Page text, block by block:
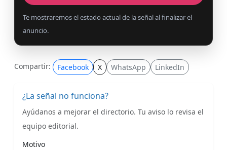
Te mostraremos el estado actual de la señal al finalizar el
anuncio.
Compartir: Facebook X WhatsApp LinkedIn
¿La señal no funciona?
Ayúdanos a mejorar el directorio. Tu aviso lo revisa el
equipo editorial.
Motivo